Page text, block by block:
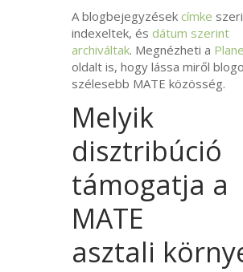
A blogbejegyzésekcímke
indexeltek, és dátum szerint
archiváltak. Megnézheti a
oldalt is, hogy lássa miről
szélesebb MATE közösség.
Melyik
disztribúció
támogatja a
MATE
asztali